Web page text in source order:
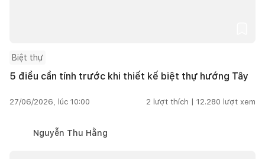
Biệt thự
5 điều cần tính trước khi thiết kế biệt thự hướng Tây
27/06/2026, lúc 10:00 2 lượt thích | 12.280 lượt xem
Nguyễn Thu Hằng